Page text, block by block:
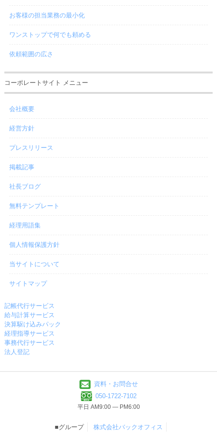
お客様の担当業務の最小化
ワンストップで何でも頼める
依頼範囲の広さ
コーポレートサイト メニュー
会社概要
経営方針
プレスリリース
掲載記事
社長ブログ
無料テンプレート
経理用語集
個人情報保護方針
当サイトについて
サイトマップ
記帳代行サービス
給与計算サービス
決算駆け込みパック
経理指導サービス
事務代行サービス
法人登記
資料・お問合せ
050-1722-7102
平日 AM9:00 ― PM6:00
■グループ 株式会社バックオフィス